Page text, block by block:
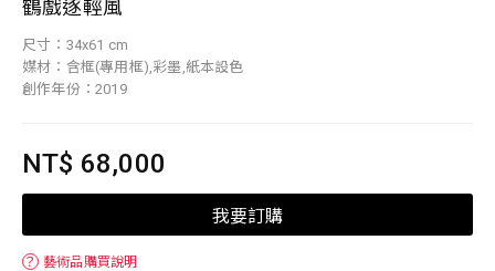
鶴戲逐輕風
尺寸：34x61 cm
媒材：含框(專用框),彩墨,紙本設色
創作年份：2019
NT$ 68,000
我要訂購
？ 藝術品購買說明